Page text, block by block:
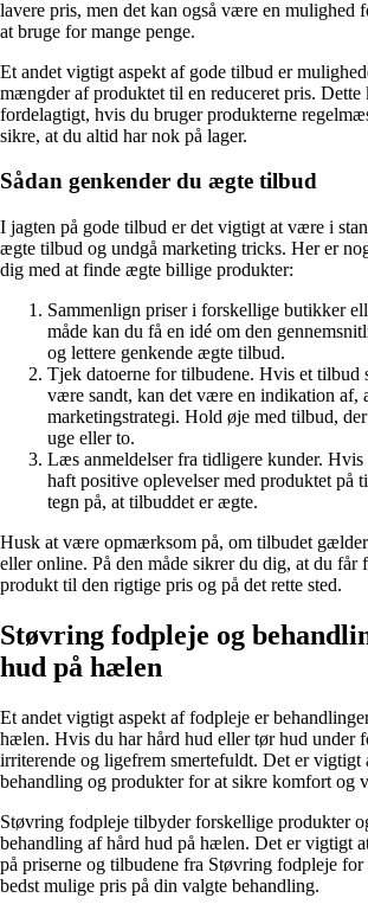
lavere pris, men det kan også være en mulighed
at bruge for mange penge.
Et andet vigtigt aspekt af gode tilbud er
mængder af produktet til en reduceret pris. Dette
fordelagtigt, hvis du bruger produkterne
sikre, at du altid har nok på lager.
Sådan genkender du ægte tilbud
I jagten på gode tilbud er det vigtigt at være i
ægte tilbud og undgå marketing tricks. Her er
dig med at finde ægte billige produkter:
Sammenlign priser i forskellige butikker
måde kan du få en idé om den
og lettere genkende ægte tilbud.
Tjek datoerne for tilbudene. Hvis et tilbud
være sandt, kan det være en indikation af,
marketingstrategi. Hold øje med tilbud,
uge eller to.
Læs anmeldelser fra tidligere kunder. Hvis
haft positive oplevelser med produktet på
tegn på, at tilbuddet er ægte.
Husk at være opmærksom på, om tilbudet
eller online. På den måde sikrer du dig, at du får
produkt til den rigtige pris og på det rette sted.
Støvring fodpleje og
hud på hælen
Et andet vigtigt aspekt af fodpleje er
hælen. Hvis du har hård hud eller tør hud under
irriterende og ligefrem smertefuldt. Det er vigtigt
behandling og produkter for at sikre komfort og
Støvring fodpleje tilbyder forskellige produkter
behandling af hård hud på hælen. Det er vigtigt
på priserne og tilbudene fra Støvring fodpleje for
bedst mulige pris på din valgte behandling.